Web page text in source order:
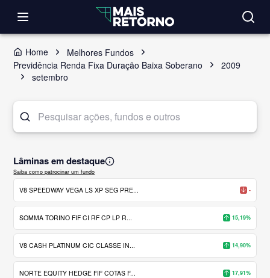
Home
Melhores Fundos
Previdência Renda Fixa Duração Baixa Soberano
2009
setembro
Lâminas em destaque
Saiba como patrocinar um fundo
V8 SPEEDWAY VEGA LS XP SEG PRE... -
SOMMA TORINO FIF CI RF CP LP R... 15,19%
V8 CASH PLATINUM CIC CLASSE IN... 14,90%
NORTE EQUITY HEDGE FIF COTAS F... 17,91%